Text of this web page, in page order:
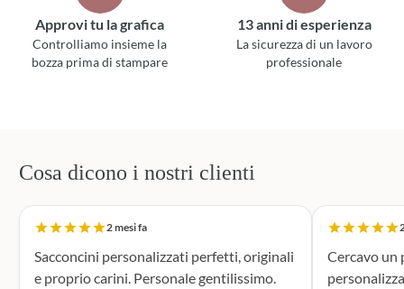
Approvi tu la grafica
Controlliamo insieme la
bozza prima di stampare
13 anni di esperienza
La sicurezza di un lavoro
professionale
Cosa dicono i nostri clienti
2 mesi fa
Sacconcini personalizzati perfetti, originali
e proprio carini. Personale gentilissimo.
Cercavo